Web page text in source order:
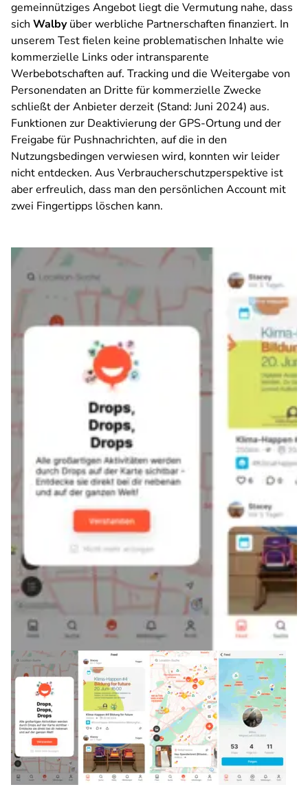
gemeinnütziges Angebot liegt die Vermutung nahe, dass
sich Walbyüber werbliche Partnerschaften finanziert. In
unserem Test fielen keine problematischen Inhalte wie
kommerzielle Links oder intransparente
Werbebotschaften auf. Tracking und die Weitergabe von
Personendaten an Dritte für kommerzielle Zwecke
schließt der Anbieter derzeit (Stand: Juni 2024) aus.
Funktionen zur Deaktivierung der GPS-Ortung und der
Freigabe für Pushnachrichten, auf die in den
Nutzungsbedingen verwiesen wird, konnten wir leider
nicht entdecken. Aus Verbraucherschutzperspektive ist
aber erfreulich, dass man den persönlichen Account mit
zwei Fingertipps löschen kann.